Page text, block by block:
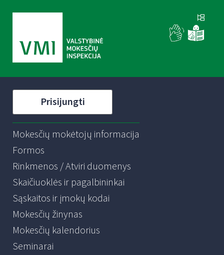
Prisijungti
Mokesčių mokėtojų informacija
Formos
Rinkmenos / Atviri duomenys
Skaičiuoklės ir pagalbininkai
Sąskaitos ir įmokų kodai
Mokesčių žinynas
Mokesčių kalendorius
Seminarai